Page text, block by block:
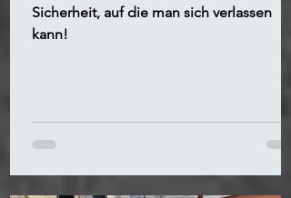
Sicherheit, auf die man sich verlassen
kann!